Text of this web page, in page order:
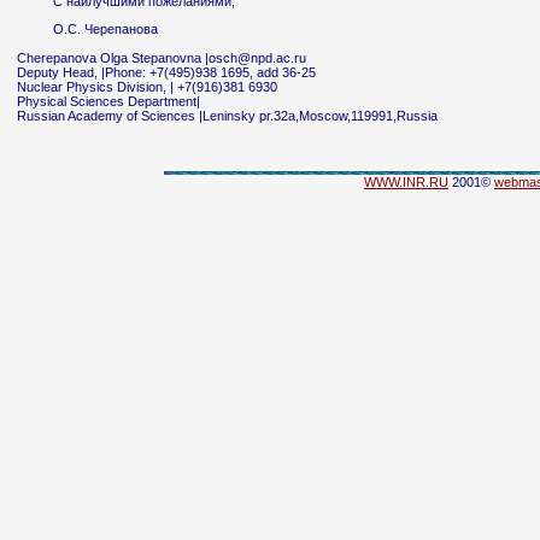
О.С. Черепанова
Cherepanova Olga Stepanovna |osch@npd.ac.ru
Deputy Head, |Phone: +7(495)938 1695, add 36-25
Nuclear Physics Division, | +7(916)381 6930
Physical Sciences Department|
Russian Academy of Sciences |Leninsky pr.32a,Moscow,119991,Russia
WWW.INR.RU 2001©